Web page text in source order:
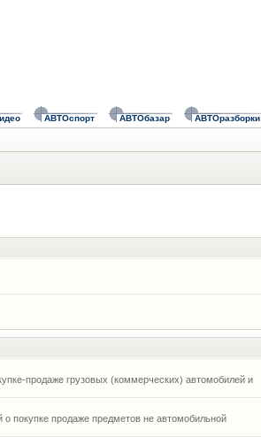
АВТОспорт АВТОбазар АВТОразборки
продаже грузовых (коммерческих) автомобилей и
покупке продаже предметов не автомобильной